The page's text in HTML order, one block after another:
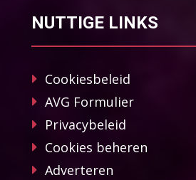
NUTTIGE LINKS
Cookiesbeleid
AVG Formulier
Privacybeleid
Cookies beheren
Adverteren